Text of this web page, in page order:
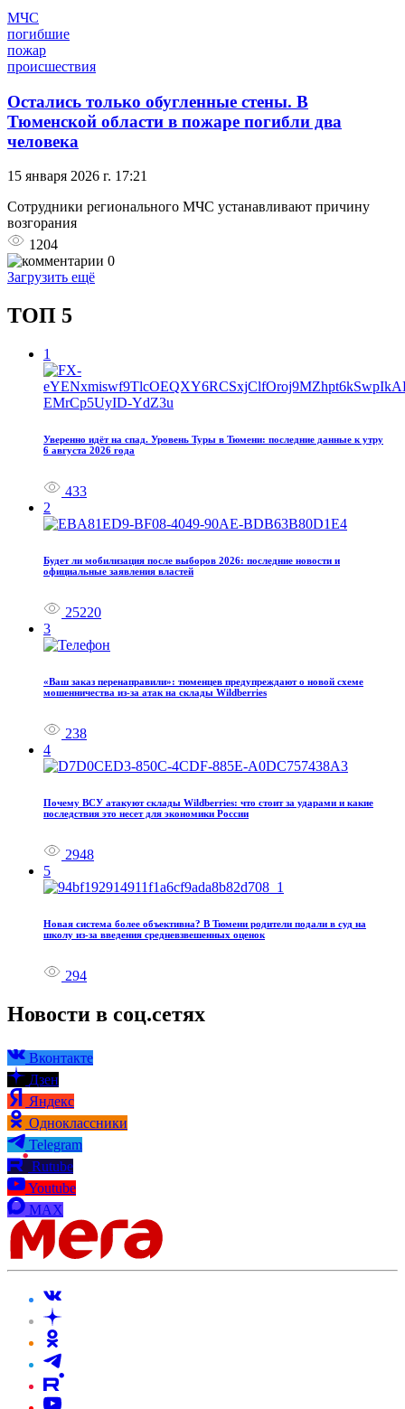
МЧС
погибшие
пожар
происшествия
Остались только обугленные стены. В
Тюменской области в пожаре погибли два
человека
15 января 2026 г. 17:21
Сотрудники регионального МЧС устанавливают причину
возгорания
1204
0
Загрузить ещё
ТОП 5
1
Уверенно идёт на спад. Уровень Туры в Тюмени: последние данные к утру
6 августа 2026 года
433
2
Будет ли мобилизация после выборов 2026: последние новости и
официальные заявления властей
25220
3
«Ваш заказ перенаправили»: тюменцев предупреждают о новой схеме
мошенничества из-за атак на склады Wildberries
238
4
Почему ВСУ атакуют склады Wildberries: что стоит за ударами и какие
последствия это несет для экономики России
2948
5
Новая система более объективна? В Тюмени родители подали в суд на
школу из‑за введения средневзвешенных оценок
294
Новости в соц.сетях
Вконтакте
Дзен
Яндекс
Одноклассники
Telegram
Rutube
Youtube
MAX